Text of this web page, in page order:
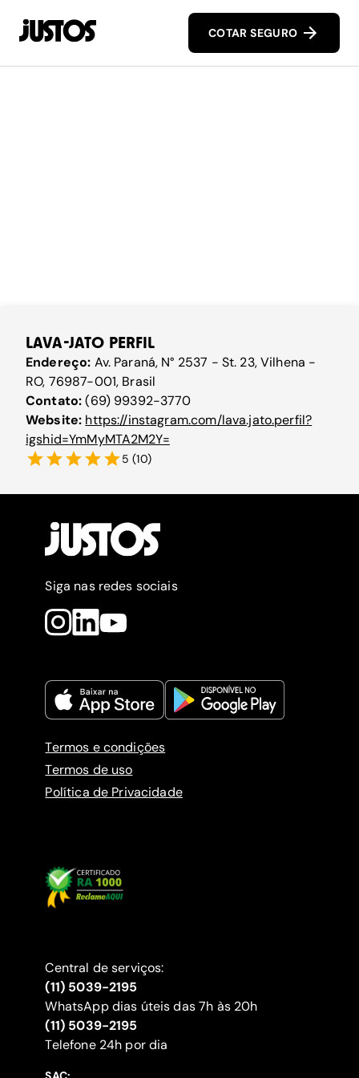
COTAR SEGURO
LAVA-JATO PERFIL
Endereço: Av. Paraná, N° 2537 - St. 23, Vilhena -
RO, 76987-001, Brasil
Contato:(69) 99392-3770
Website: https://instagram.com/lava.jato.perfil?
igshid=YmMyMTA2M2Y=
5 (10)
Siga nas redes sociais
Termos e condições
Termos de uso
Política de Privacidade
Central de serviços:
(11) 5039-2195
WhatsApp dias úteis das 7h às 20h
(11) 5039-2195
‍Telefone 24h por dia